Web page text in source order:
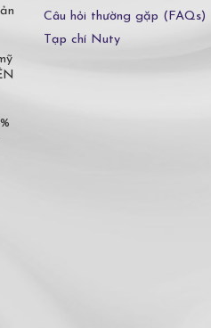
Câu hỏi thường gặp (FAQs)
Tạp chí Nuty